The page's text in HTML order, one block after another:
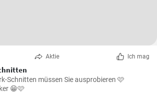
Aktie Ich mag
Schnitten müssen Sie ausprobieren 🩷
😁🩷